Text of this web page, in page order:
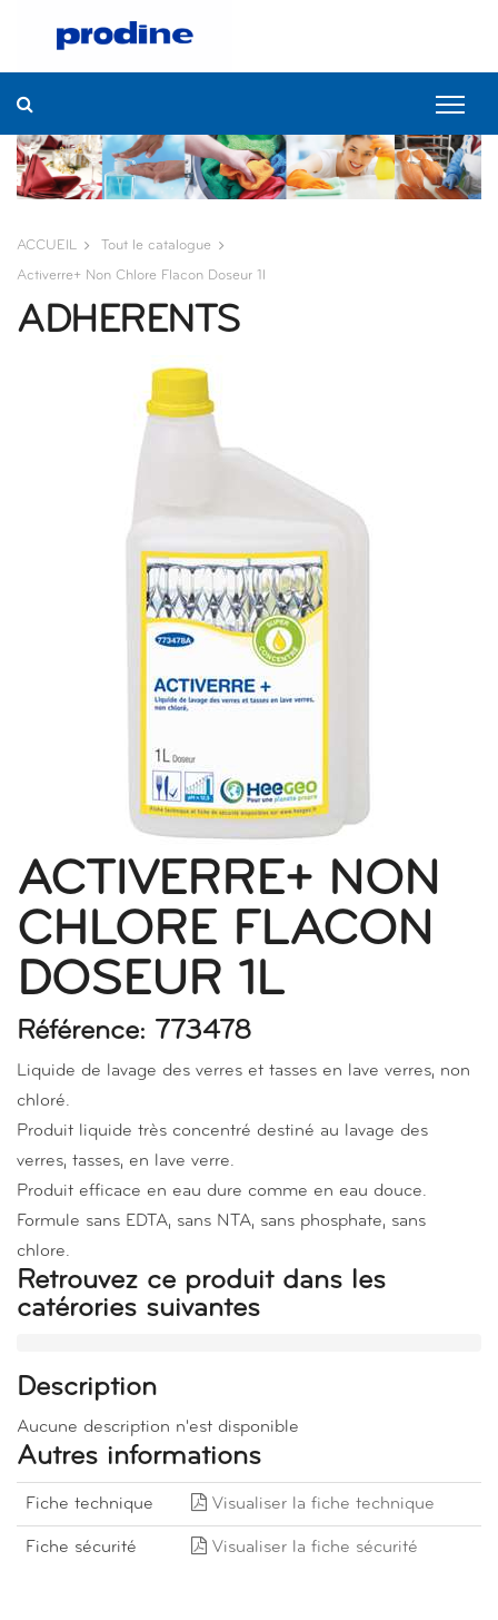
ACCUEIL Tout le catalogue
Activerre+ Non Chlore Flacon Doseur 1l
ADHERENTS
ACTIVERRE+ NON
CHLORE FLACON
DOSEUR 1L
Référence: 773478
Liquide de lavage des verres et tasses en lave verres, non
chloré.
Produit liquide très concentré destiné au lavage des
verres, tasses, en lave verre.
Produit efficace en eau dure comme en eau douce.
Formule sans EDTA, sans NTA, sans phosphate, sans
chlore.
Retrouvez ce produit dans les
catérories suivantes
Description
Aucune description n'est disponible
Autres informations
Fiche technique Visualiser la fiche technique
Fiche sécurité Visualiser la fiche sécurité